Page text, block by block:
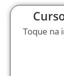
Toque na